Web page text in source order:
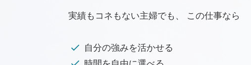
実績もコネもない主婦でも、 この仕事なら
自分の強みを活かせる